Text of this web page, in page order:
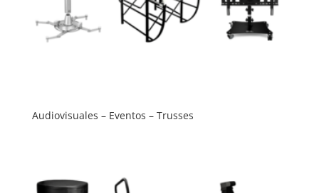
Audiovisuales – Eventos – Trusses